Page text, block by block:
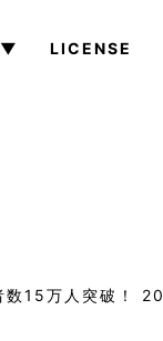
▼ LICENSE
数15万人突破！